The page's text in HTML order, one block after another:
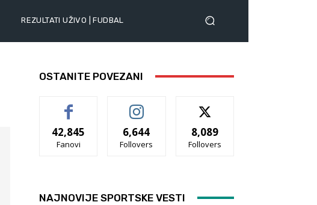
REZULTATI UŽIVO | FUDBAL
OSTANITE POVEZANI
42,845
Fanovi
6,644
Follovers
8,089
Follovers
NAJNOVIJE SPORTSKE VESTI